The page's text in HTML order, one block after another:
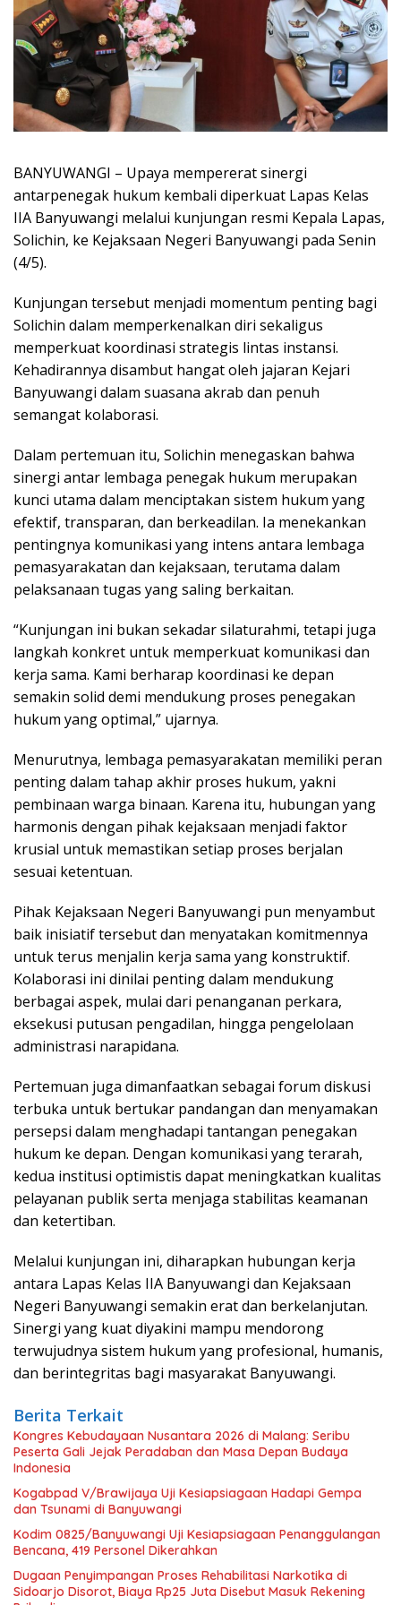
BANYUWANGI – Upaya mempererat sinergi
antarpenegak hukum kembali diperkuat Lapas Kelas
IIA Banyuwangi melalui kunjungan resmi Kepala Lapas,
Solichin, ke Kejaksaan Negeri Banyuwangi pada Senin
(4/5).
Kunjungan tersebut menjadi momentum penting bagi
Solichin dalam memperkenalkan diri sekaligus
memperkuat koordinasi strategis lintas instansi.
Kehadirannya disambut hangat oleh jajaran Kejari
Banyuwangi dalam suasana akrab dan penuh
semangat kolaborasi.
Dalam pertemuan itu, Solichin menegaskan bahwa
sinergi antar lembaga penegak hukum merupakan
kunci utama dalam menciptakan sistem hukum yang
efektif, transparan, dan berkeadilan. Ia menekankan
pentingnya komunikasi yang intens antara lembaga
pemasyarakatan dan kejaksaan, terutama dalam
pelaksanaan tugas yang saling berkaitan.
“Kunjungan ini bukan sekadar silaturahmi, tetapi juga
langkah konkret untuk memperkuat komunikasi dan
kerja sama. Kami berharap koordinasi ke depan
semakin solid demi mendukung proses penegakan
hukum yang optimal,” ujarnya.
Menurutnya, lembaga pemasyarakatan memiliki peran
penting dalam tahap akhir proses hukum, yakni
pembinaan warga binaan. Karena itu, hubungan yang
harmonis dengan pihak kejaksaan menjadi faktor
krusial untuk memastikan setiap proses berjalan
sesuai ketentuan.
Pihak Kejaksaan Negeri Banyuwangi pun menyambut
baik inisiatif tersebut dan menyatakan komitmennya
untuk terus menjalin kerja sama yang konstruktif.
Kolaborasi ini dinilai penting dalam mendukung
berbagai aspek, mulai dari penanganan perkara,
eksekusi putusan pengadilan, hingga pengelolaan
administrasi narapidana.
Pertemuan juga dimanfaatkan sebagai forum diskusi
terbuka untuk bertukar pandangan dan menyamakan
persepsi dalam menghadapi tantangan penegakan
hukum ke depan. Dengan komunikasi yang terarah,
kedua institusi optimistis dapat meningkatkan kualitas
pelayanan publik serta menjaga stabilitas keamanan
dan ketertiban.
Melalui kunjungan ini, diharapkan hubungan kerja
antara Lapas Kelas IIA Banyuwangi dan Kejaksaan
Negeri Banyuwangi semakin erat dan berkelanjutan.
Sinergi yang kuat diyakini mampu mendorong
terwujudnya sistem hukum yang profesional, humanis,
dan berintegritas bagi masyarakat Banyuwangi.
Berita Terkait
Kongres Kebudayaan Nusantara 2026 di Malang: Seribu
Peserta Gali Jejak Peradaban dan Masa Depan Budaya
Indonesia
Kogabpad V/Brawijaya Uji Kesiapsiagaan Hadapi Gempa
dan Tsunami di Banyuwangi
Kodim 0825/Banyuwangi Uji Kesiapsiagaan Penanggulangan
Bencana, 419 Personel Dikerahkan
Dugaan Penyimpangan Proses Rehabilitasi Narkotika di
Sidoarjo Disorot, Biaya Rp25 Juta Disebut Masuk Rekening